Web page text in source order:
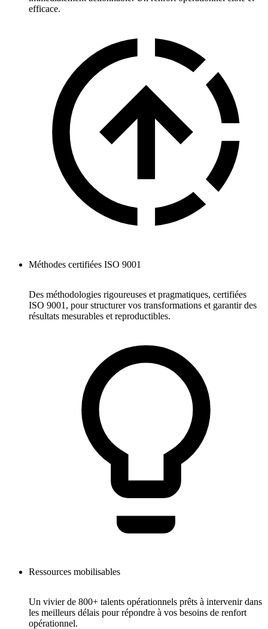
efficace.
Méthodes certifiées ISO 9001
Des méthodologies rigoureuses et pragmatiques, certifiées
ISO 9001, pour structurer vos transformations et garantir des
résultats mesurables et reproductibles.
Ressources mobilisables
Un vivier de 800+ talents opérationnels prêts à intervenir dans
les meilleurs délais pour répondre à vos besoins de renfort
opérationnel.